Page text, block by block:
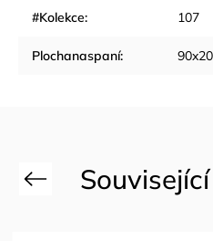
#Kolekce: 107
Plochanaspaní:
Previous